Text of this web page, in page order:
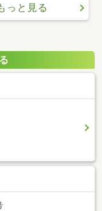
っと見る